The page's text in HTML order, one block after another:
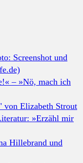
– »Nö, mach ich
»Erzähl mir